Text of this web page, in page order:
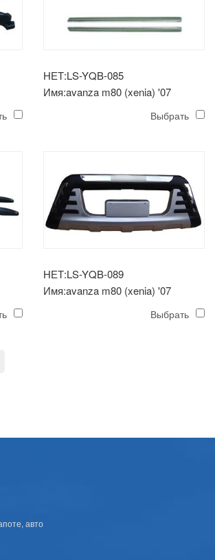
НЕТ:LS-YQB-085
Имя:avanza m80 (xenia) '07
Выбрать
НЕТ:LS-YQB-089
Имя:avanza m80 (xenia) '07
Выбрать
авто